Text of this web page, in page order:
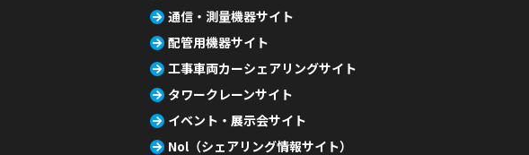
通信・測量機器サイト
配管用機器サイト
工事車両カーシェアリングサイト
タワークレーンサイト
イベント・展示会サイト
Nol（シェアリング情報サイト）